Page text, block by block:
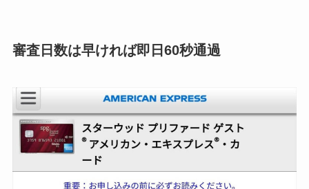
審査日数は早ければ即日60秒通過